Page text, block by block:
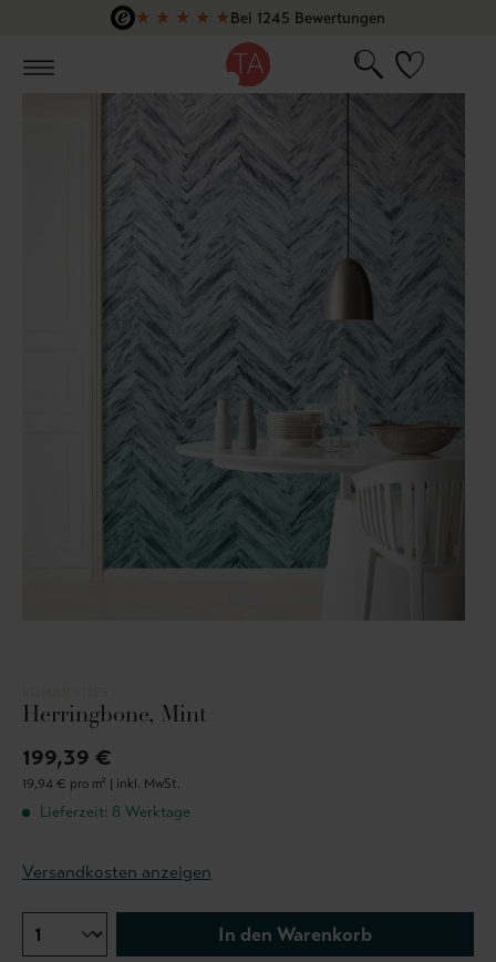
Zum Hauptinhalt springen
★ ★ ★ ★ ★Bei 1245 Bewertungen
Herringbone, Mint
199,39 €
19,94 € pro m² | inkl. MwSt.
Lieferzeit: 8 Werktage
Versandkosten anzeigen
In den Warenkorb